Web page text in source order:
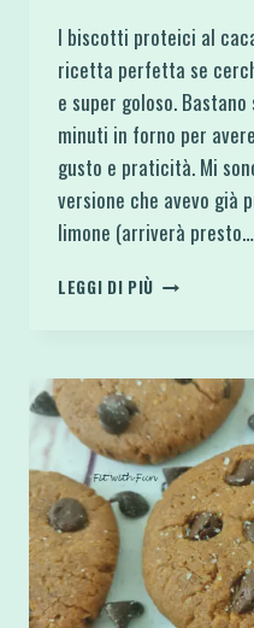
I biscotti proteici al
ricetta perfetta se
e super goloso.
minuti in forno per
gusto e praticità. Mi
versione che avevo già
limone (arriverà presto…
LEGGI DI PIÙ BISCOTTI
ARACHIDI
4
INGREDIENTI
KETO
E
SENZA
GLUTINE